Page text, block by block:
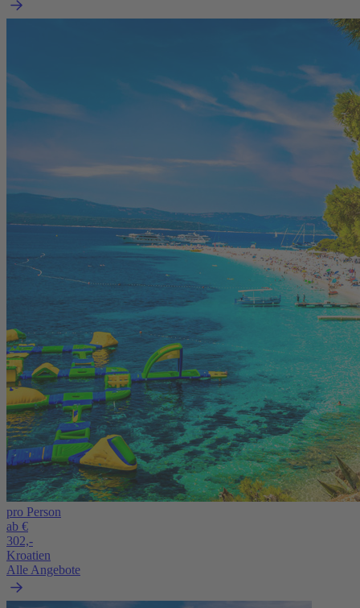
pro Person
ab €
302,-
Kroatien
Alle Angebote